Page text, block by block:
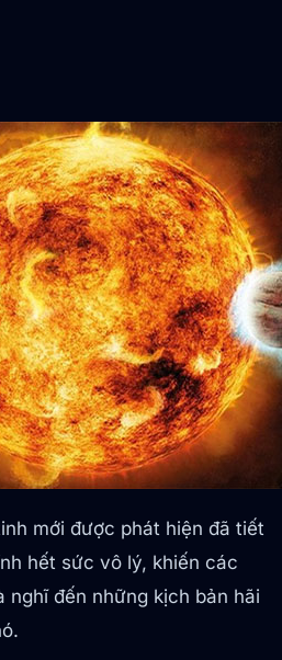
mới được phát hiện đã tiết
hết sức vô lý, khiến các
nghĩ đến những kịch bản hãi